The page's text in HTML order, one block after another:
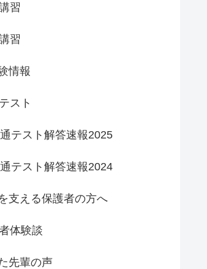
習
習
情報
スト
テスト解答速報2025
テスト解答速報2024
支える保護者の方へ
体験談
先輩の声